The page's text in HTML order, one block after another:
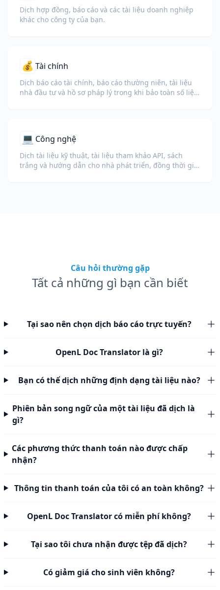
Dịch hợp đồng, báo cáo và các tài liệu doanh nghiệp
khác cho công ty của bạn.
💰 Tài chính
Dịch báo cáo tài chính, báo cáo thường niên, tài liệu
nhà đầu tư và hồ sơ pháp lý trong khi bảo toàn số liệu,
💻 Công nghệ
Dịch tài liệu kỹ thuật, tài liệu tham khảo API, sách
trắng và hướng dẫn cho nhà phát triển, đồng thời giữ
Câu hỏi thường gặp
Tất cả những gì bạn cần biết
Tại sao nên chọn dịch báo cáo trực tuyến?
OpenL Doc Translator là gì?
Bạn có thể dịch những định dạng tài liệu nào?
Phiên bản song ngữ của một tài liệu đã dịch là
gì?
Các phương thức thanh toán nào được chấp
nhận?
Thông tin thanh toán của tôi có an toàn không?
OpenL Doc Translator có miễn phí không?
Tại sao tôi chưa nhận được tệp đã dịch?
Có giảm giá cho sinh viên không?